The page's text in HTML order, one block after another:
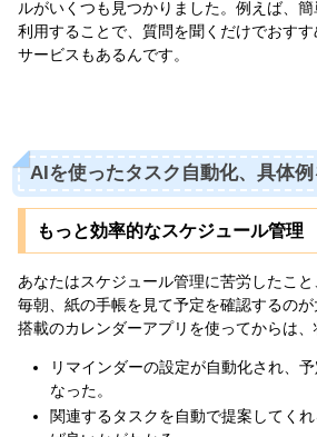
ルがいくつも見つかりました。例えば、
利用することで、質問を聞くだけでおす
サービスもあるんです。
AIを使ったタスク自動化、具体例
もっと効率的なスケジュール管理
あなたはスケジュール管理に苦労したこ
毎朝、紙の手帳を見て予定を確認するの
搭載のカレンダーアプリを使ってからは、
リマインダーの設定が自動化され、
なった。
関連するタスクを自動で提案してく